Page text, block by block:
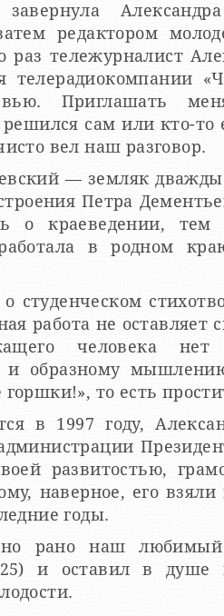
завернула
редактором
раз тележурналист
«Чувашия»,
Приглашать
вел наш разговор.
— земляк дважды
Петра
о краеведении, тем
в родном
студенческом
работа не оставляет
человека нет
и образному
«Прощай, хозяйские горшки!», то есть
в 1997 году,
развитостью,
наверное, его
годы.
рано наш
и оставил в душе